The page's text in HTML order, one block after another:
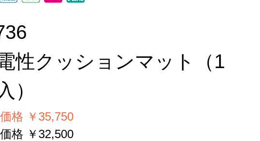
性クッションマット（1
）
格 ￥35,750
格 ￥32,500